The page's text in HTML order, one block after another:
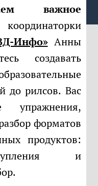
важное
Инфо»Анны
создавать
до рилсов. Вас
упражнения,
форматов
продуктов:
и